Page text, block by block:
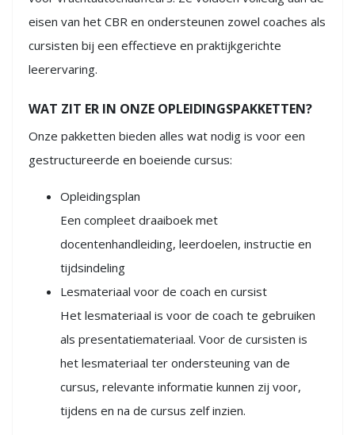
eisen van het CBR en ondersteunen zowel coaches als
cursisten bij een effectieve en praktijkgerichte
leerervaring.
WAT ZIT ER IN ONZE OPLEIDINGSPAKKETTEN?
Onze pakketten bieden alles wat nodig is voor een
gestructureerde en boeiende cursus:
Opleidingsplan
Een compleet draaiboek met
docentenhandleiding, leerdoelen, instructie en
tijdsindeling
Lesmateriaal voor de coach en cursist
Het lesmateriaal is voor de coach te gebruiken
als presentatiemateriaal. Voor de cursisten is
het lesmateriaal ter ondersteuning van de
cursus, relevante informatie kunnen zij voor,
tijdens en na de cursus zelf inzien.